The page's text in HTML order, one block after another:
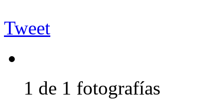
Tweet
1 de 1 fotografías